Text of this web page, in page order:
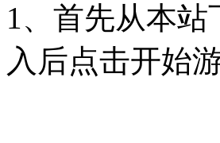
1、首先从本
入后点击开始